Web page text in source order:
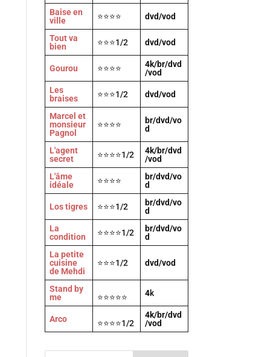
Baise en
ville
⭐⭐⭐⭐ dvd/vod
Tout va
bien
⭐⭐⭐1/2 dvd/vod
Gourou ⭐⭐⭐⭐
4k/br/dvd
/vod
Les
braises
⭐⭐⭐1/2 dvd/vod
Marcel et
monsieur
Pagnol
⭐⭐⭐⭐
br/dvd/vo
d
L'agent
secret
⭐⭐⭐⭐1/2
4k/br/dvd
/vod
L'âme
idéale
⭐⭐⭐⭐
br/dvd/vo
d
Los tigres ⭐⭐⭐1/2
br/dvd/vo
d
La
condition
⭐⭐⭐⭐1/2
br/dvd/vo
d
La petite
cuisine
de Mehdi
⭐⭐⭐1/2 dvd/vod
Stand by
me
⭐⭐⭐⭐⭐ 4k
Arco ⭐⭐⭐⭐1/2
4k/br/dvd
/vod